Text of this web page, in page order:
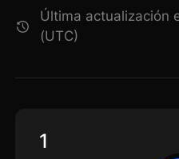
Última actualización
(UTC)